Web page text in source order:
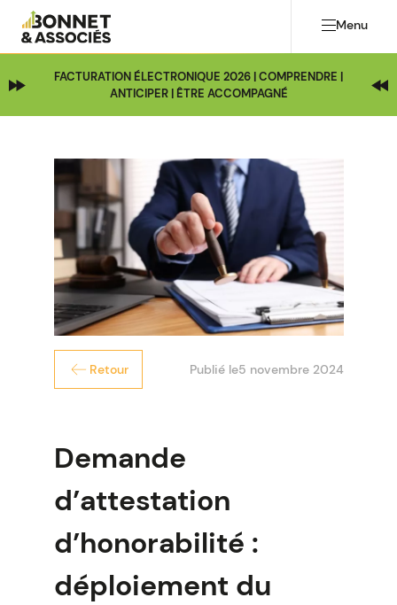
Menu
FACTURATION ÉLECTRONIQUE 2026 | COMPRENDRE |
ANTICIPER | ÊTRE ACCOMPAGNÉ
Retour Publié le5 novembre 2024
Demande
d’attestation
d’honorabilité :
déploiement du